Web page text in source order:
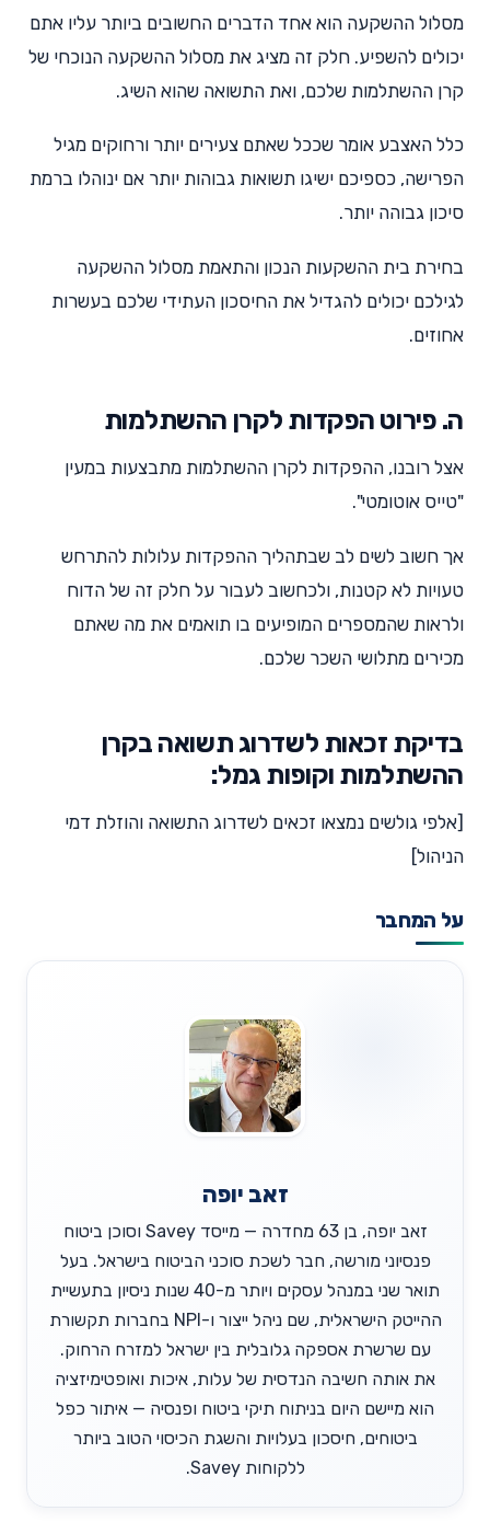
מסלול ההשקעה הוא אחד הדברים החשובים ביותר עליו אתם
יכולים להשפיע. חלק זה מציג את מסלול ההשקעה הנוכחי של
קרן ההשתלמות שלכם, ואת התשואה שהוא השיג.
כלל האצבע אומר שככל שאתם צעירים יותר ורחוקים מגיל
הפרישה, כספיכם ישיגו תשואות גבוהות יותר אם ינוהלו ברמת
סיכון גבוהה יותר.
בחירת בית ההשקעות הנכון והתאמת מסלול ההשקעה
לגילכם יכולים להגדיל את החיסכון העתידי שלכם בעשרות
אחוזים.
ה. פירוט הפקדות לקרן ההשתלמות
אצל רובנו, ההפקדות לקרן ההשתלמות מתבצעות במעין
"טייס אוטומטי".
אך חשוב לשים לב שבתהליך ההפקדות עלולות להתרחש
טעויות לא קטנות, ולכחשוב לעבור על חלק זה של הדוח
ולראות שהמספרים המופיעים בו תואמים את מה שאתם
מכירים מתלושי השכר שלכם.
בדיקת זכאות לשדרוג תשואה בקרן
ההשתלמות וקופות גמל:
[אלפי גולשים נמצאו זכאים לשדרוג התשואה והוזלת דמי
הניהול]
על המחבר
זאב יופה
זאב יופה, בן 63 מחדרה — מייסד Savey וסוכן ביטוח
פנסיוני מורשה, חבר לשכת סוכני הביטוח בישראל. בעל
תואר שני במנהל עסקים ויותר מ-40 שנות ניסיון בתעשיית
ההייטק הישראלית, שם ניהל ייצור ו-NPI בחברות תקשורת
עם שרשרת אספקה גלובלית בין ישראל למזרח הרחוק.
את אותה חשיבה הנדסית של עלות, איכות ואופטימיזציה
הוא מיישם היום בניתוח תיקי ביטוח ופנסיה — איתור כפל
ביטוחים, חיסכון בעלויות והשגת הכיסוי הטוב ביותר
ללקוחות Savey.